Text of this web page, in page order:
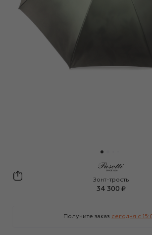
Pasotti Ombrelli
Зонт-трость
34 300 ₽
Получите заказ сегодня c